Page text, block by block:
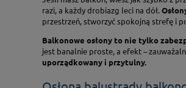
razi, a każdy drobiazg leci na dół.
przestrzeń, stworzyć spokojną strefę i
Balkonowe osłony to nie tylko
jest banalnie proste, a efekt –
uporządkowany i przytulny.